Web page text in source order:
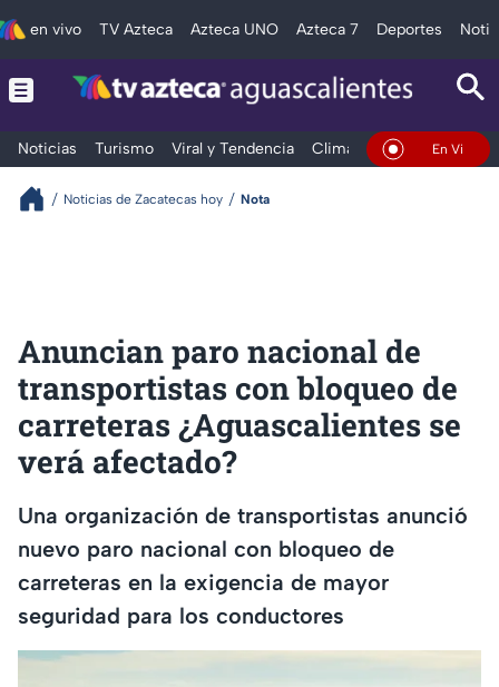
en vivo TV Azteca Azteca UNO Azteca 7 Deportes
Noticias Turismo Viral y Tendencia Clima DeportesEn Vivo
Noticias de Zacatecas hoy Nota
Anuncian paro nacional de
transportistas con bloqueo de
carreteras ¿Aguascalientes se
verá afectado?
Una organización de transportistas anunció
nuevo paro nacional con bloqueo de
carreteras en la exigencia de mayor
seguridad para los conductores